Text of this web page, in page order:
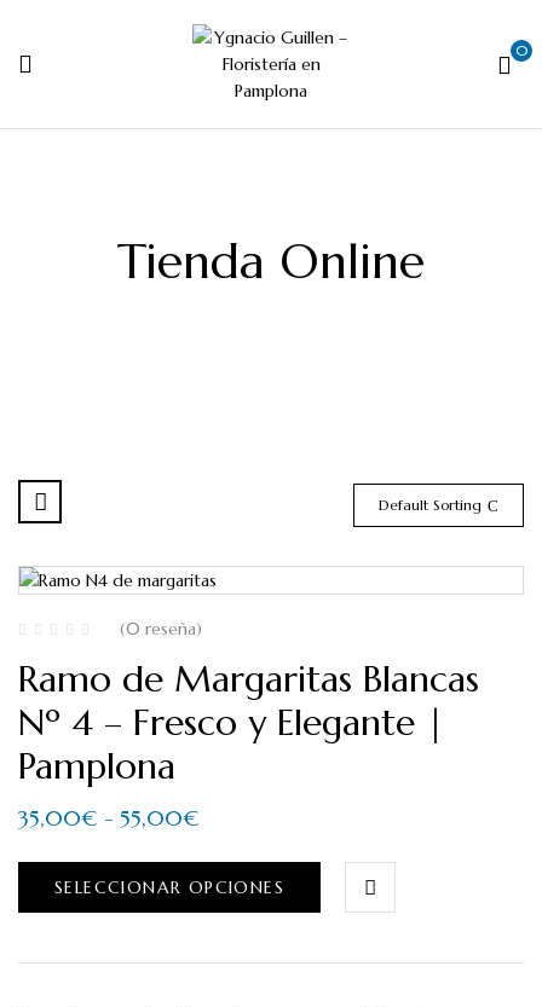
0
Tienda Online
Default Sorting
(0 reseña)
Ramo de Margaritas Blancas
Nº 4 – Fresco y Elegante |
Pamplona
35,00€ - 55,00€
SELECCIONAR OPCIONES